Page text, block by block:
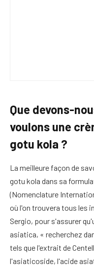
Que devons-
voulons une
gotu kola ?
La meilleure façon de
gotu kola dans sa
(Nomenclature
où l'on trouvera tous les
Sergio, pour s'assurer
asiatica, « recherchez
tels que l'extrait de
l'asiaticoside, l'acide